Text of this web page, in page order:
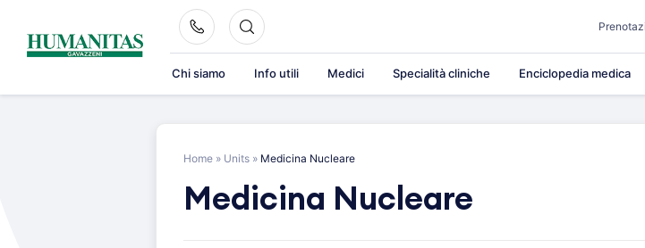
content
Chi siamo Info utili Medici Specialità cliniche Enciclopedia medica
Home » Units » Medicina Nucleare
Medicina Nucleare